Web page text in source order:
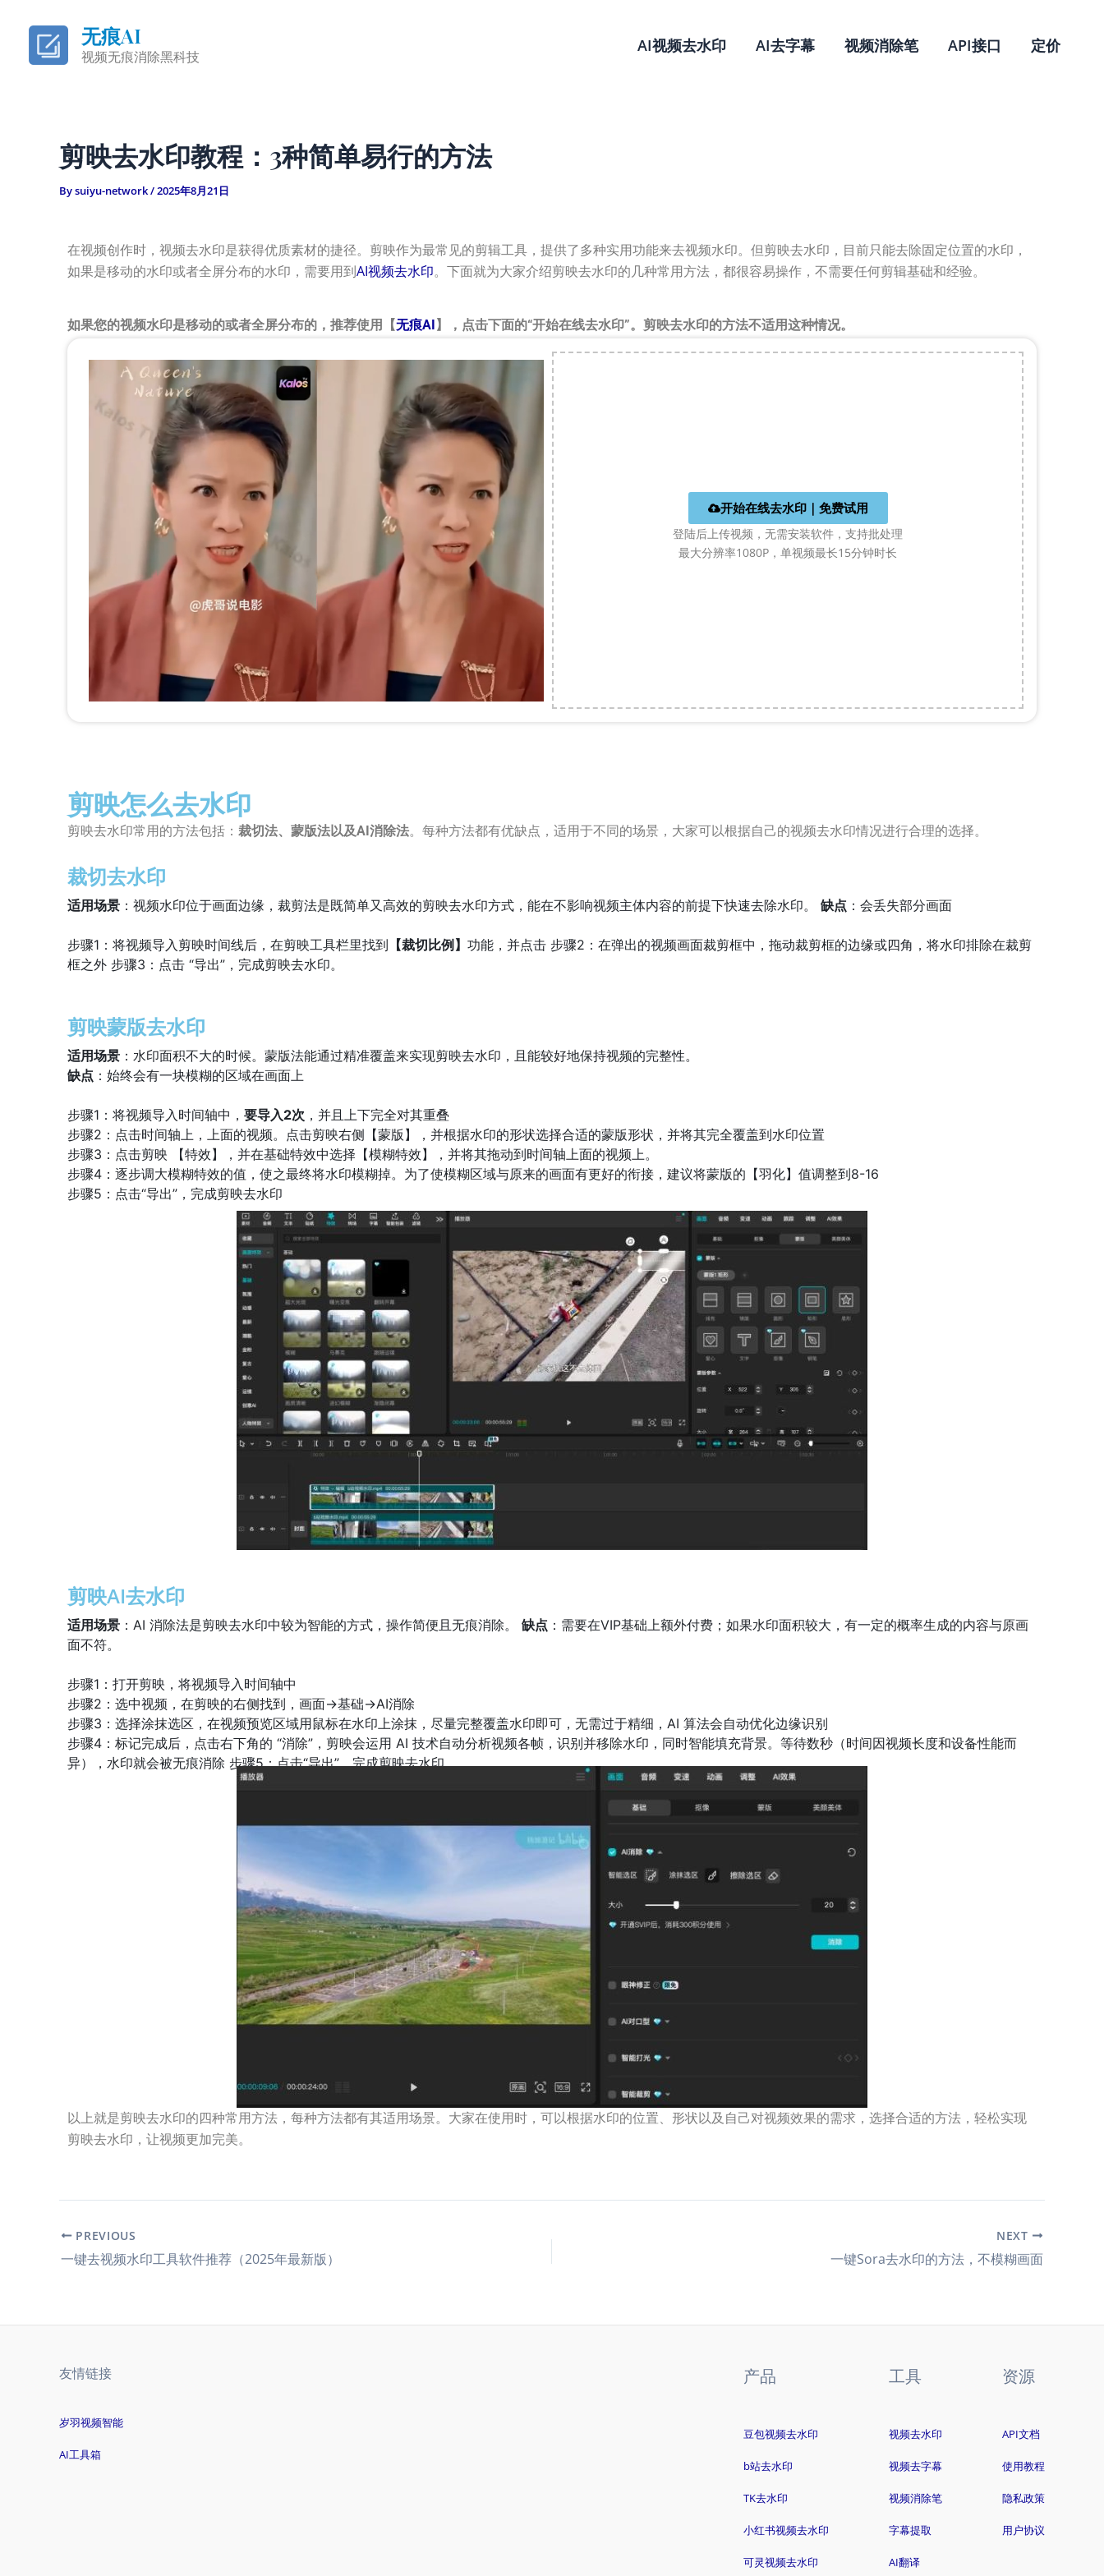
content
无痕AI
视频无痕消除黑科技
AI视频去水印 AI去字幕 视频消除笔 API接口 定价
剪映去水印教程：3种简单易行的方法
Bysuiyu-network/2025年8月21日
在视频创作时，视频去水印是获得优质素材的捷径。剪映作为最常见的剪辑工具，提供了多种实用功能来去视频水印。但剪映去水印，目前只能去除固定位置的水印，
如果是移动的水印或者全屏分布的水印，需要用到AI视频去水印。下面就为大家介绍剪映去水印的几种常用方法，都很容易操作，不需要任何剪辑基础和经验。
如果您的视频水印是移动的或者全屏分布的，推荐使用【无痕AI】，点击下面的“开始在线去水印”。剪映去水印的方法不适用这种情况。
开始在线去水印｜免费试用
登陆后上传视频，无需安装软件，支持批处理
最大分辨率1080P，单视频最长15分钟时长
剪映怎么去水印
剪映去水印常用的方法包括： 裁切法、蒙版法以及AI消除法。每种方法都有优缺点，适用于不同的场景，大家可以根据自己的视频去水印情况进行合理的选择。
裁切去水印
适用场景 ：视频水印位于画面边缘，裁剪法是既简单又高效的剪映去水印方式，能在不影响视频主体内容的前提下快速去除水印。 缺点 ：会丢失部分画面
步骤1：将视频导入剪映时间线后，在剪映工具栏里找到 【裁切比例】 功能，并点击 步骤2：在弹出的视频画面裁剪框中，拖动裁剪框的边缘或四角，将水印排除在裁剪
框之外 步骤3： 点击 “导出”，完成剪映去水印。
剪映蒙版去水印
适用场景 ：水印面积不大的时候。蒙版法能通过精准覆盖来实现剪映去水印，且能较好地保持视频的完整性。
缺点 ：始终会有一块模糊的区域在画面上
步骤1：将视频导入时间轴中， 要导入2次 ，并且上下完全对其重叠
步骤2：点击时间轴上，上面的视频。点击剪映右侧【蒙版】，并根据水印的形状选择合适的蒙版形状，并将其完全覆盖到水印位置
步骤3：点击剪映 【特效】，并在基础特效中选择【模糊特效】，并将其拖动到时间轴上面的视频上。
步骤4：逐步调大模糊特效的值，使之最终将水印模糊掉。为了使模糊区域与原来的画面有更好的衔接，建议将蒙版的【羽化】值调整到8-16
步骤5：点击“导出”，完成剪映去水印
剪映AI去水印
适用场景 ：AI 消除法是剪映去水印中较为智能的方式，操作简便且无痕消除。 缺点 ：需要在VIP基础上额外付费；如果水印面积较大，有一定的概率生成的内容与原画
面不符。
步骤1：打开剪映， 将视频导入时间轴中
步骤2：选中视频，在剪映的右侧找到，画面->基础->AI消除
步骤3：选择涂抹选区， 在视频预览区域用鼠标在水印上涂抹，尽量完整覆盖水印即可，无需过于精细，AI 算法会自动优化边缘识别
步骤4： 标记完成后，点击右下角的 “消除”，剪映会运用 AI 技术自动分析视频各帧，识别并移除水印，同时智能填充背景。等待数秒（时间因视频长度和设备性能而
异），水印就会被无痕消除 步骤5：点击“导出”，完成剪映去水印
以上就是剪映去水印的四种常用方法，每种方法都有其适用场景。大家在使用时，可以根据水印的位置、形状以及自己对视频效果的需求，选择合适的方法，轻松实现
剪映去水印，让视频更加完美。
PREVIOUS
一键去视频水印工具软件推荐（2025年最新版）
NEXT
一键Sora去水印的方法，不模糊画面
友情链接
岁羽视频智能
AI工具箱
产品
豆包视频去水印
b站去水印
TK去水印
小红书视频去水印
可灵视频去水印
工具
视频去水印
视频去字幕
视频消除笔
字幕提取
AI翻译
资源
API文档
使用教程
隐私政策
用户协议